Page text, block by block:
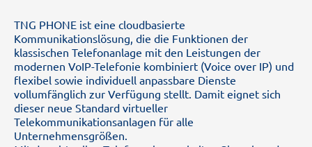
TNG PHONE ist eine cloudbasierte
Kommunikationslösung, die die Funktionen der
klassischen Telefonanlage mit den Leistungen der
modernen VoIP-Telefonie kombiniert (Voice over IP) und
flexibel sowie individuell anpassbare Dienste
vollumfänglich zur Verfügung stellt. Damit eignet sich
dieser neue Standard virtueller
Telekommunikationsanlagen für alle
Unternehmensgrößen.